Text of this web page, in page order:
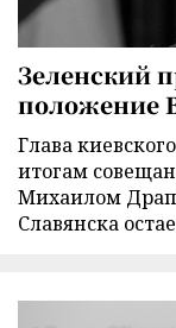
Зеленский
положение
Глава
итогам
Михаилом
Славянска